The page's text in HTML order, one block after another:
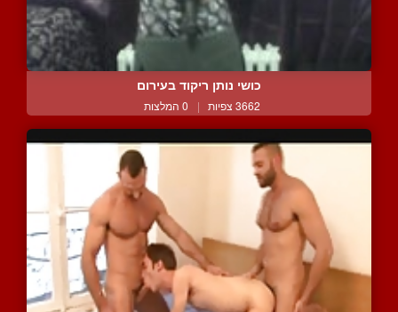
כושי נותן ריקוד בעירום
3662 צפיות | 0 המלצות